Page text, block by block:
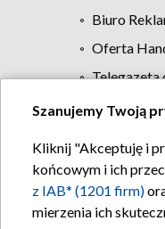
Biuro
Oferta
Telegazeta
Szanujemy Twoją
Kliknij "Akceptuję i
końcowym i ich
z IAB* (1201 firm)
mierzenia ich